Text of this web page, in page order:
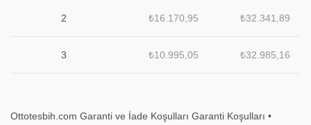
2 ₺16.170,95 ₺32.341,89
3 ₺10.995,05 ₺32.985,16
Ottotesbih.com Garanti ve İade Koşulları Garanti Koşulları •